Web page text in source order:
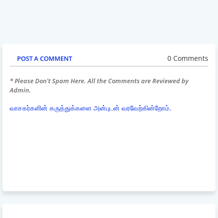
POST A COMMENT 0 Comments
* Please Don't Spam Here. All the Comments are Reviewed by
Admin.
வாசகர்களின் கருத்துக்களை அன்புடன் வரவேற்கின்றோம்.